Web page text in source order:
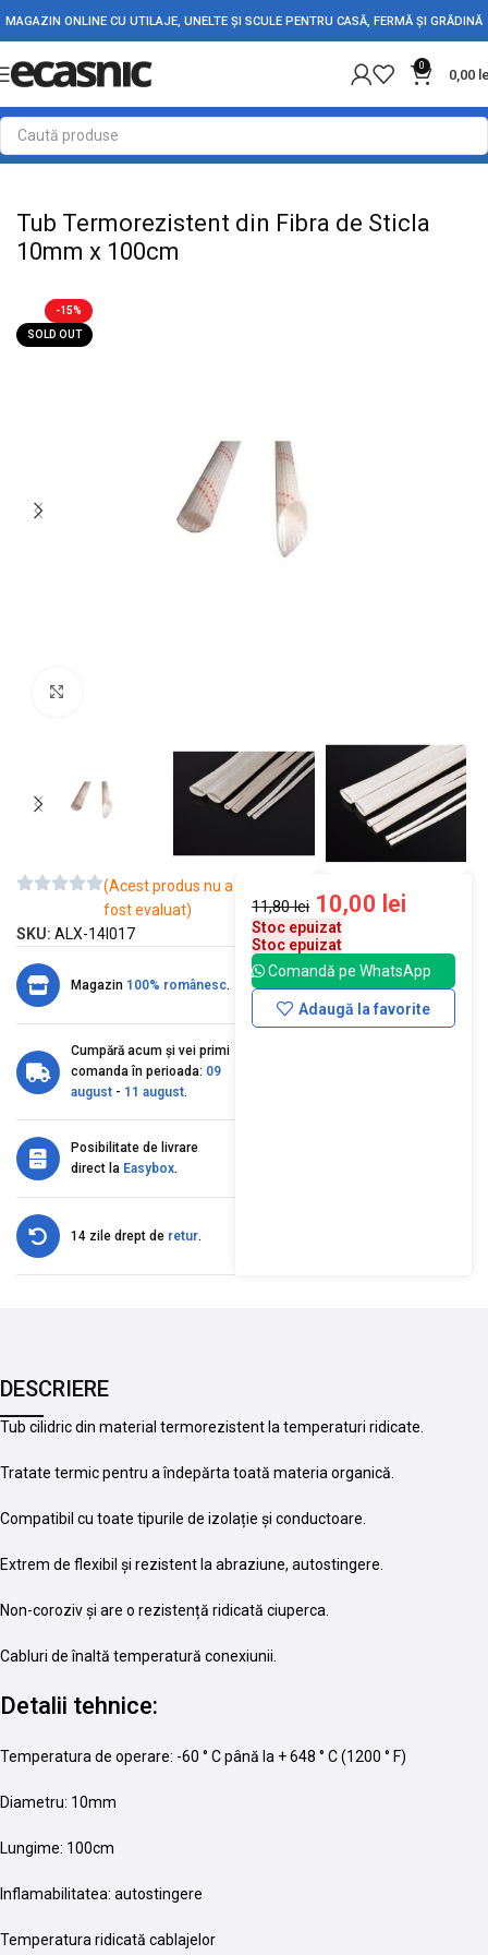
MAGAZIN ONLINE CU UTILAJE, UNELTE ȘI SCULE PENTRU CASĂ, FERMĂ ȘI GRĂDINĂ
0
0,00
Prima pagină Conectica Tub Termo
Tub Termorezistent din Fibra de Sticla
10mm x 100cm
-15%
SOLD OUT
(Acest produs nu a
fost evaluat)
SKU: ALX-14I017
Magazin 100% românesc.
Cumpără acum și vei primi
comanda în perioada: 09
august - 11 august.
Posibilitate de livrare
direct la Easybox.
14 zile drept de retur.
11,80lei 10,00 lei
Stoc epuizat
Stoc epuizat
Comandă pe WhatsApp
Adaugă la favorite
DESCRIERE
Tub cilidric din material termorezistent la temperaturi ridicate.
Tratate termic pentru a îndepărta toată materia organică.
Compatibil cu toate tipurile de izolație și conductoare.
Extrem de flexibil și rezistent la abraziune, autostingere.
Non-coroziv și are o rezistență ridicată ciuperca.
Cabluri de înaltă temperatură conexiunii.
Detalii tehnice:
Temperatura de operare: -60 ° C până la + 648 ° C (1200 ° F)
Diametru: 10mm
Lungime: 100cm
Inflamabilitatea: autostingere
Temperatura ridicată cablajelor